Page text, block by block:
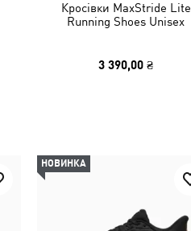
Кросівки MaxStride Lite
Running Shoes Unisex
3 390,00 ₴
НОВИНКА